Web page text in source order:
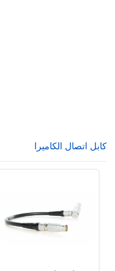
كابل اتصال الكاميرا